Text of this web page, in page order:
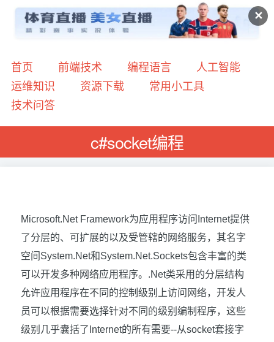
✕
首页 前端技术 编程语言
人工智能
运维知识
资源下载
常用小工具
技术问答
c#socket编程
Microsoft.Net Framework为应用程序访问 Internet提供
了分层的、可扩展的以及受管辖的网络服务，其名字
空间 System.Net和System.Net.Sockets包含丰富的类
可以开发多种网络应用程序。 .Net类采用的分层结构
允许应用程序在不同的控制级别上访问网络，开发人
员可以根据需要选择针对不同的级别编制程序，这些
级别几乎囊括了 Internet的所有需要--从socket套接字